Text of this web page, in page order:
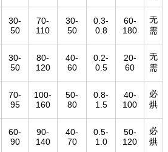
30-
50
70-
110
30-
50
0.3-
0.8
60-
180
无
需
30-
50
80-
120
40-
60
0.2-
0.5
20-
60
无
需
70-
95
100-
160
50-
80
0.8-
1.5
40-
100
必
烘
60-
90
90-
140
40-
70
0.5-
1.0
50-
120
必
烘